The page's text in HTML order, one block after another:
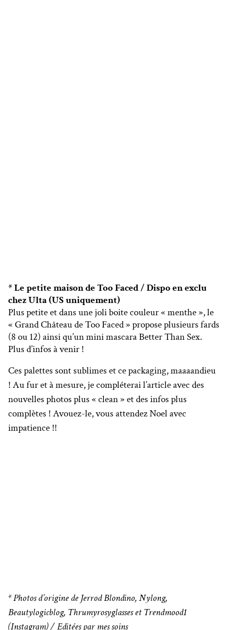
* Le petite maison de Too Faced / Dispo en exclu
chez Ulta (US uniquement)
Plus petite et dans une joli boite couleur « menthe », le
« Grand Château de Too Faced » propose plusieurs fards
(8 ou 12) ainsi qu’un mini mascara Better Than Sex.
Plus d’infos à venir !
Ces palettes sont sublimes et ce packaging, maaaandieu
! Au fur et à mesure, je compléterai l’article avec des
nouvelles photos plus « clean » et des infos plus
complètes ! Avouez-le, vous attendez Noel avec
impatience !!
* Photos d’origine de Jerrod Blondino, Nylong,
Beautylogicblog, Thrumyrosyglasses et Trendmood1
(Instagram) / Editées par mes soins